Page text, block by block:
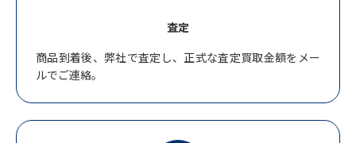
査定
商品到着後、弊社で査定し、正式な査定買取金額をメー
ルでご連絡。